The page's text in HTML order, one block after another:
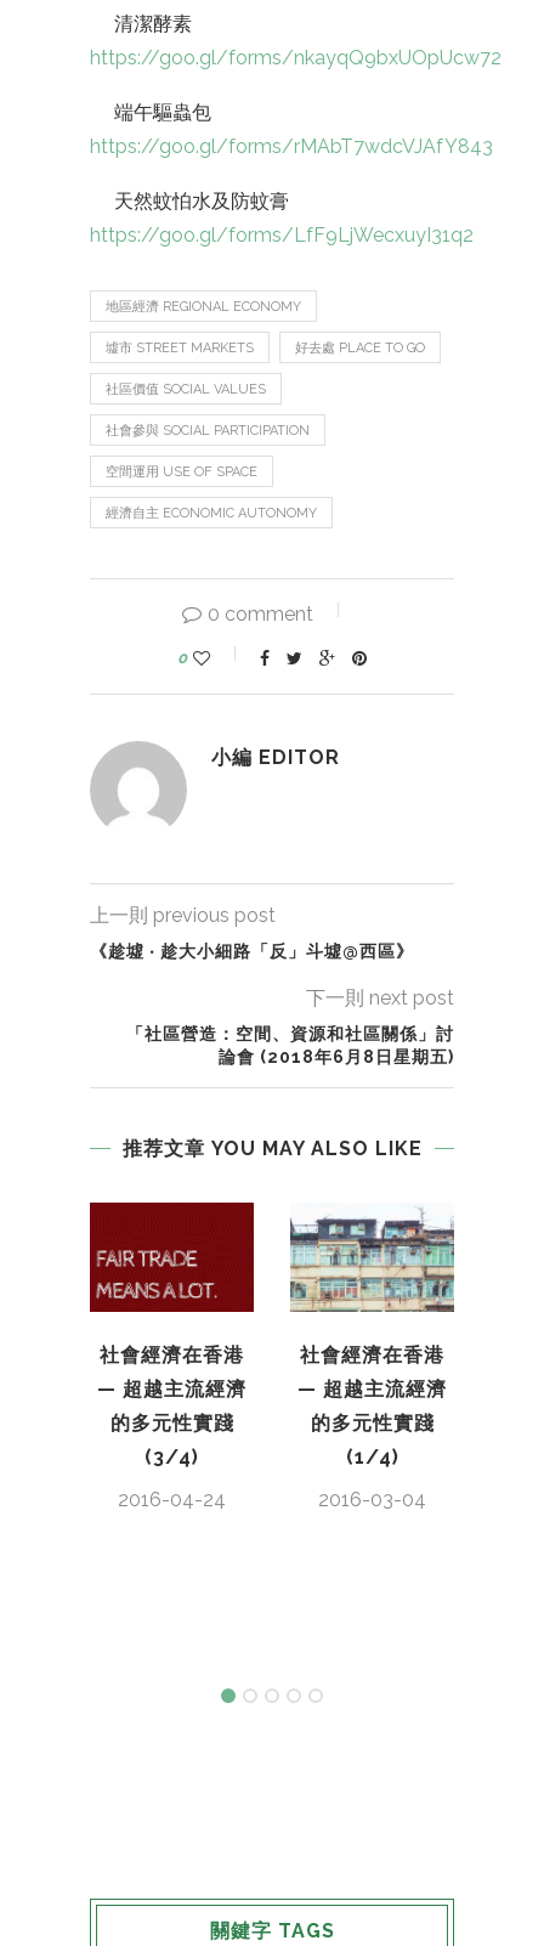
清潔酵素
https://goo.gl/forms/nkayqQ9bxUOpUcw72
端午驅蟲包
https://goo.gl/forms/rMAbT7wdcVJAfY843
天然蚊怕水及防蚊膏
https://goo.gl/forms/LfF9LjWecxuyI31q2
地區經濟 REGIONAL ECONOMY
墟市 STREET MARKETS 好去處 PLACE TO GO
社區價值 SOCIAL VALUES
社會參與 SOCIAL PARTICIPATION
空間運用 USE OF SPACE
經濟自主 ECONOMIC AUTONOMY
0 comment
0
小編 EDITOR
上一則 previous post
《趁墟 ‧ 趁大小細路「反」斗墟@西區》
下一則 next post
「社區營造：空間、資源和社區關係」討
論會 (2018年6月8日星期五)
推荐文章 YOU MAY ALSO LIKE
社會經濟在香港
— 超越主流經濟
的多元性實踐
(3/4)
2016-04-24
社會經濟在香港
— 超越主流經濟
的多元性實踐
(1/4)
2016-03-04
關鍵字 TAGS